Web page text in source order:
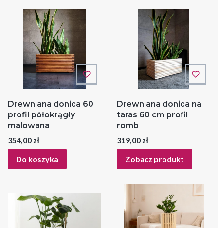
Drewniana donica 60
profil półokrągły
malowana
Cena
354,00 zł
Do koszyka
Drewniana donica na
taras 60 cm profil
romb
Cena
319,00 zł
Zobacz produkt